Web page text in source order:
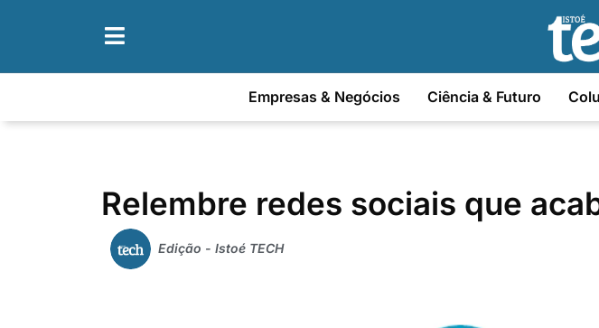
Empresas & Negócios Ciência & Futuro
Relembre redes sociais que
Edição - Istoé TECH